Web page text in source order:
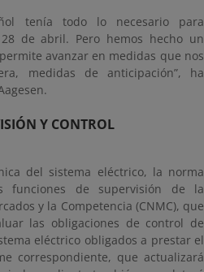
tenía todo lo necesario para
de abril. Pero hemos hecho un
avanzar en medidas que nos
medidas de anticipación”, ha
Y CONTROL
del sistema eléctrico, la norma
funciones de supervisión de la
y la Competencia (CNMC), que
las obligaciones de control de
eléctrico obligados a prestar el
correspondiente, que actualizará